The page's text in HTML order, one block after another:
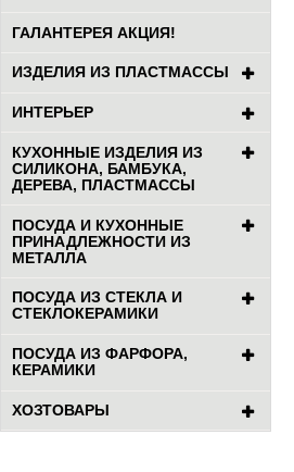
ГАЛАНТЕРЕЯ АКЦИЯ!
ИЗДЕЛИЯ ИЗ ПЛАСТМАССЫ
ИНТЕРЬЕР
КУХОННЫЕ ИЗДЕЛИЯ ИЗ
СИЛИКОНА, БАМБУКА,
ДЕРЕВА, ПЛАСТМАССЫ
ПОСУДА И КУХОННЫЕ
ПРИНАДЛЕЖНОСТИ ИЗ
МЕТАЛЛА
ПОСУДА ИЗ СТЕКЛА И
СТЕКЛОКЕРАМИКИ
ПОСУДА ИЗ ФАРФОРА,
КЕРАМИКИ
ХОЗТОВАРЫ